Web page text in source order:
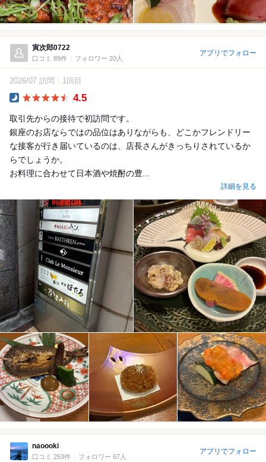
寅次郎0722
口コミ 89件 フォロワー 20人
アプリでフォロー
2026/07 訪問 1回目
4.5
取引先からの接待で初訪問です。
銀座のお店ならではの品位はありながらも、どこかフレンドリー
な接客が行き届いているのは、店長さんがきっちりされているか
らでしょうか。
お料理に合わせて日本酒や焼酎の豊...
詳細を見る
naoooki
口コミ 253件 フォロワー 67人
アプリでフォロー